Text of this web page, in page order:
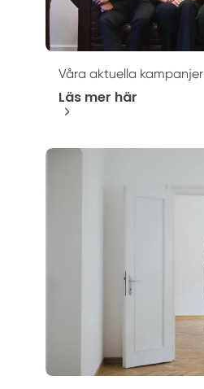
Våra aktuella kampanjer
Läs mer här